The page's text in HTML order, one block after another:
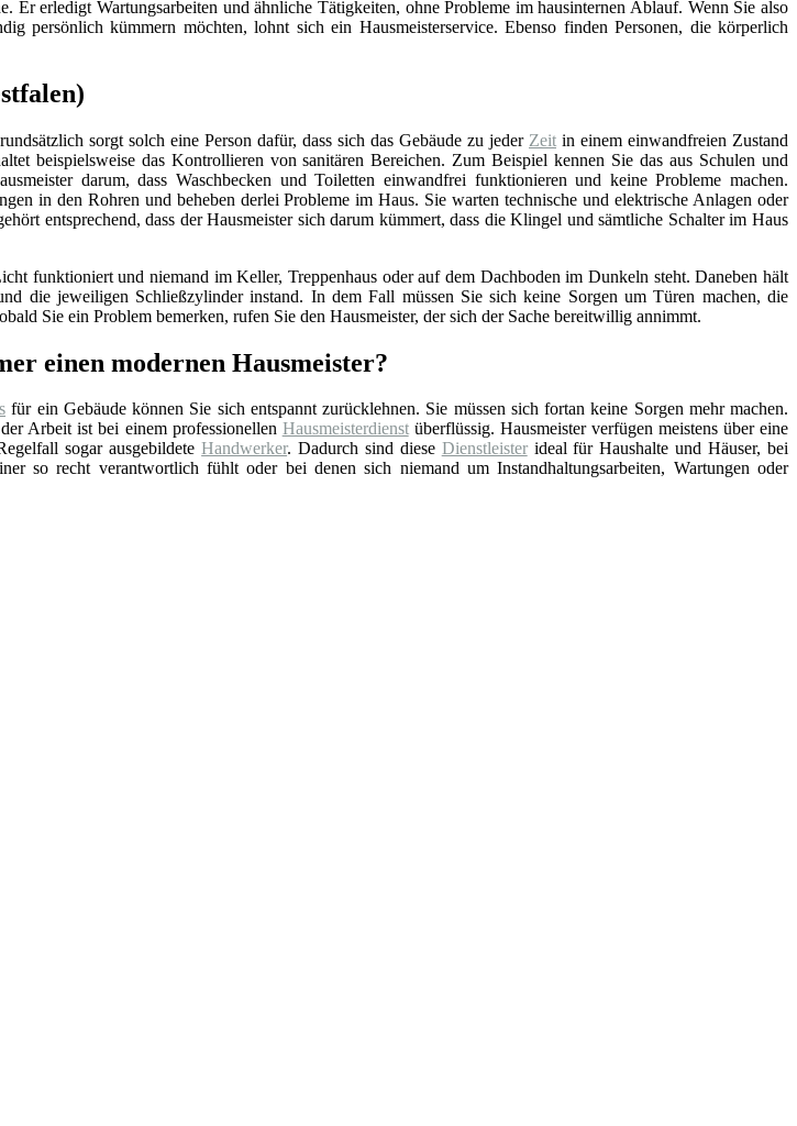
erledigt Wartungsarbeiten und ähnliche Tätigkeiten, ohne Probleme im hausinternen Ablauf. Wenn Sie also
persönlich kümmern möchten, lohnt sich ein Hausmeisterservice. Ebenso finden Personen, die körperlich
sorgt solch eine Person dafür, dass sich das Gebäude zu jeder Zeit in einem einwandfreien Zustand
beispielsweise das Kontrollieren von sanitären Bereichen. Zum Beispiel kennen Sie das aus Schulen und
darum, dass Waschbecken und Toiletten einwandfrei funktionieren und keine Probleme machen.
in den Rohren und beheben derlei Probleme im Haus. Sie warten technische und elektrische Anlagen oder
entsprechend, dass der Hausmeister sich darum kümmert, dass die Klingel und sämtliche Schalter im Haus
funktioniert und niemand im Keller, Treppenhaus oder auf dem Dachboden im Dunkeln steht. Daneben hält
die jeweiligen Schließzylinder instand. In dem Fall müssen Sie sich keine Sorgen um Türen machen, die
Sie ein Problem bemerken, rufen Sie den Hausmeister, der sich der Sache bereitwillig annimmt.
einen modernen Hausmeister?
für ein Gebäude können Sie sich entspannt zurücklehnen. Sie müssen sich fortan keine Sorgen mehr machen.
Arbeit ist bei einem professionellen Hausmeisterdienstüberflüssig. Hausmeister verfügen meistens über eine
sogar ausgebildeteHandwerker. Dadurch sind diese Dienstleisterideal für Haushalte und Häuser, bei
so recht verantwortlich fühlt oder bei denen sich niemand um Instandhaltungsarbeiten, Wartungen oder